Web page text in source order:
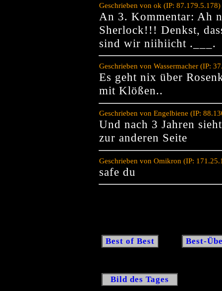
Geschrieben von ok (IP:
An 3. Kommentar: Ah
Sherlock!!! Denkst,
sind wir niihiicht .___.
Geschrieben von Wassermacher (IP:
Es geht nix über
mit Klößen..
Geschrieben von Engelbiene (IP:
Und nach 3 Jahren
zur anderen Seite
Geschrieben von Omikron (IP:
safe du
Best of Best Best-
Bild des Tages